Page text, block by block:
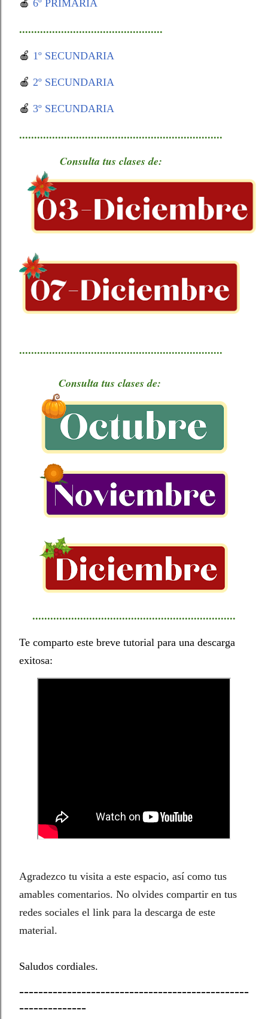
🍎 6º PRIMARIA
................................................
🍎 1º SECUNDARIA
🍎 2º SECUNDARIA
🍎 3º SECUNDARIA
....................................................................
Consulta tus clases de:
....................................................................
Consulta tus clases de:
....................................................................
Te comparto este breve tutorial para una descarga
exitosa:
Agradezco tu visita a este espacio, así como tus
amables comentarios. No olvides compartir en tus
redes sociales el link para la descarga de este
material.
Saludos cordiales.
------------------------------------------------
--------------